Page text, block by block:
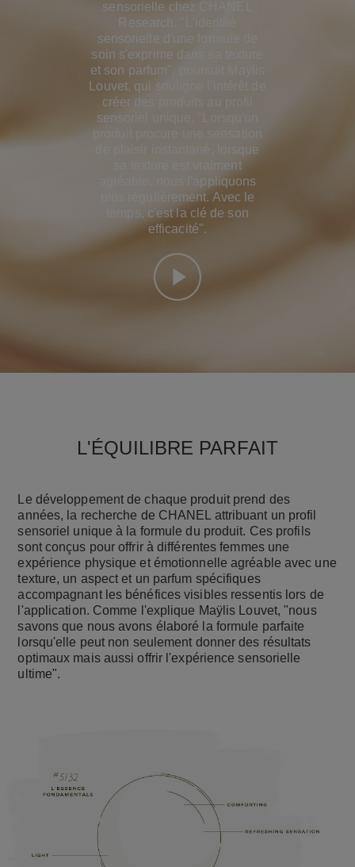
sensorielle chez CHANEL
Research. "L'identité
sensorielle d'une formule de
soin s'exprime dans sa texture
et son parfum", poursuit Maÿlis
Louvet, qui souligne l'intérêt de
créer des produits au profil
sensoriel unique. "Lorsqu'un
produit procure une sensation
de plaisir instantané, lorsque
sa texture est vraiment
agréable, nous l'appliquons
plus régulièrement. Avec le
temps, c'est la clé de son
efficacité".
L'ÉQUILIBRE PARFAIT
Le développement de chaque produit prend des
années, la recherche de CHANEL attribuant un profil
sensoriel unique à la formule du produit. Ces profils
sont conçus pour offrir à différentes femmes une
expérience physique et émotionnelle agréable avec une
texture, un aspect et un parfum spécifiques
accompagnant les bénéfices visibles ressentis lors de
l'application. Comme l'explique Maÿlis Louvet, "nous
savons que nous avons élaboré la formule parfaite
lorsqu'elle peut non seulement donner des résultats
optimaux mais aussi offrir l'expérience sensorielle
ultime".